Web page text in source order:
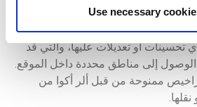
Use necessary
حقوق في البرمجيات المملوكة
تحسينات أو تعديلات عليها، والتي قد
إلى مناطق محددة داخل الموقع.
ممنوحة من قبل ألر أكوا من
نقلها.